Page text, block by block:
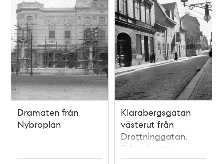
Dramaten från
Nybroplan
Klarabergsgatan
västerut från
Drottninggatan.
Från vänster
Klarabergsgatan 27-